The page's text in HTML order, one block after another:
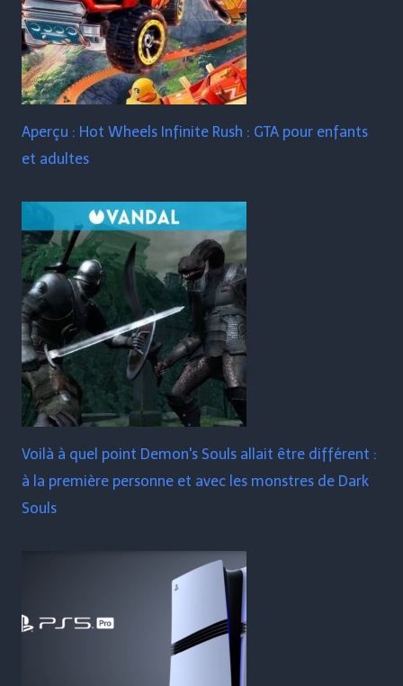
Aperçu : Hot Wheels Infinite Rush : GTA pour enfants
et adultes
Voilà à quel point Demon's Souls allait être différent :
à la première personne et avec les monstres de Dark
Souls